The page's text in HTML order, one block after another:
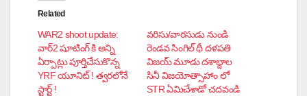
Related
WAR2 shoot update:
వార్2 షూటింగ్ కి అన్ని
ఏర్పాట్లు పూర్తిచేసుకొన్న
YRF యూనిట్ ! త్వరలోనే
స్టార్ట్ !
వరిసు/వారసుడు నుండి
రెండవ సింగిల్ థీ దళపతి
విజయ్‌ మూడు దశాబ్దాల
సినీ విజయోత్సాహాం లో
STR ఏమిచేశాడో చదవండి